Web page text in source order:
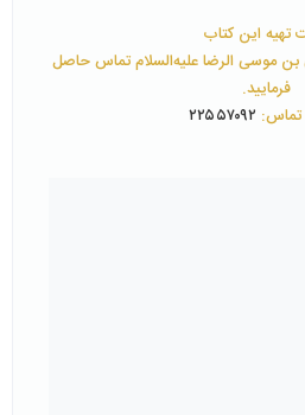
این کتاب
موسی الرضا علیه‌السلام تماس حاصل
فرمایید.
تماس: ۲۲۵۵۷۰۹۲